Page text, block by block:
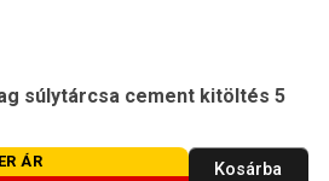
súlytárcsa cement kitöltés 5
ÁR Kosárba